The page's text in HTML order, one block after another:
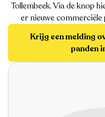
Tollembeek. Via de knop
er nieuwe commerciële
Krijg een melding
panden